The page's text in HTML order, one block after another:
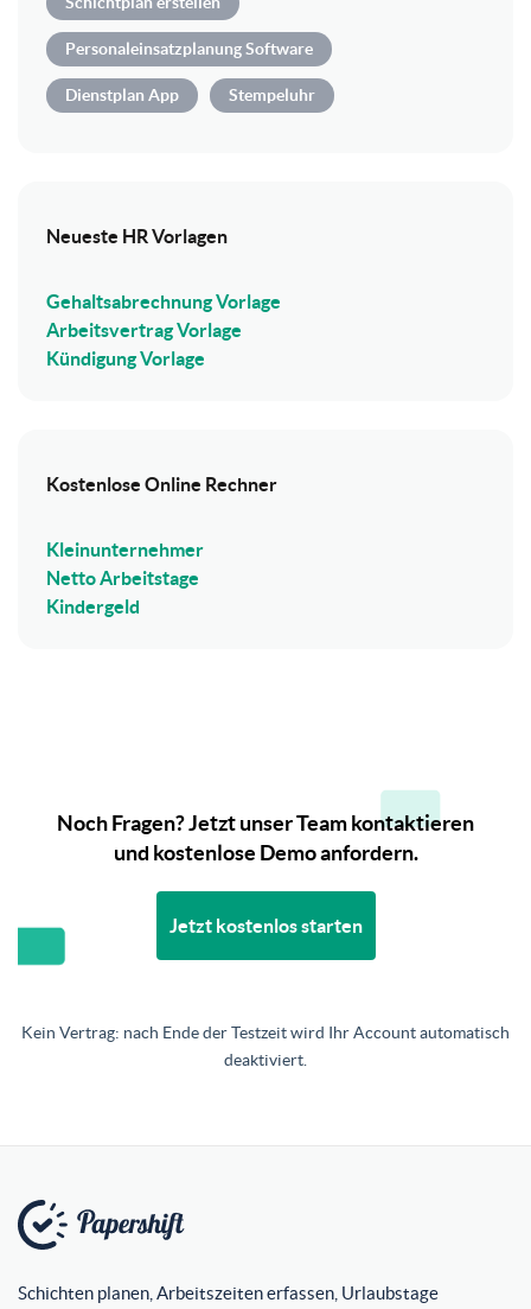
Personaleinsatzplanung Software
Dienstplan App Stempeluhr
Neueste HR Vorlagen
Gehaltsabrechnung Vorlage
Arbeitsvertrag Vorlage
Kündigung Vorlage
Kostenlose Online Rechner
Kleinunternehmer
Netto Arbeitstage
Kindergeld
Noch Fragen? Jetzt unser Team kontaktieren
und kostenlose Demo anfordern.
Jetzt kostenlos starten
Kein Vertrag: nach Ende der Testzeit wird Ihr Account automatisch
deaktiviert.
Schichten planen, Arbeitszeiten erfassen, Urlaubstage